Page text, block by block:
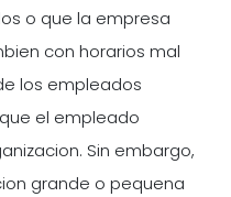
o que la empresa
con horarios mal
los empleados
el empleado
Sin embargo,
grande o pequena